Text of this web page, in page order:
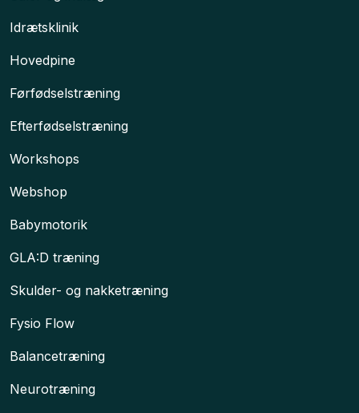
Idrætsklinik
Hovedpine​
Førfødselstræning
Efterfødselstræning
Workshops​
Webshop
Babymotorik
GLA:D træning
Skulder- og nakketræning
Fysio Flow
Balancetræning
Neurotræning